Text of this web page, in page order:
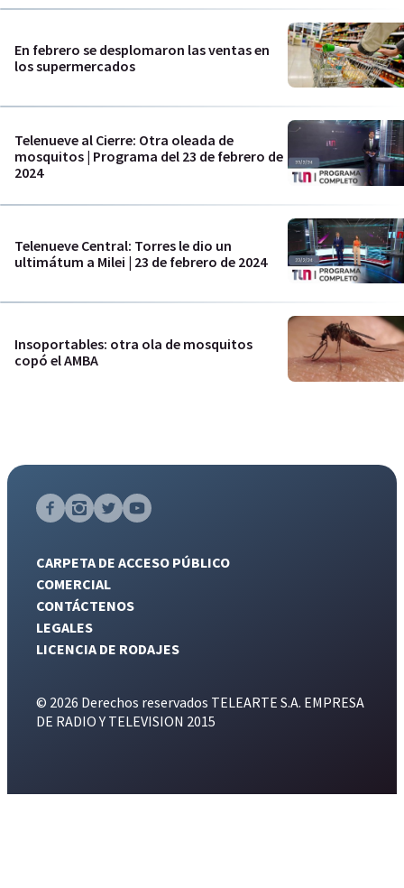
En febrero se desplomaron las ventas en
los supermercados
Telenueve al Cierre: Otra oleada de
mosquitos | Programa del 23 de febrero de
2024
Telenueve Central: Torres le dio un
ultimátum a Milei | 23 de febrero de 2024
Insoportables: otra ola de mosquitos
copó el AMBA
CARPETA DE ACCESO PÚBLICO
COMERCIAL
CONTÁCTENOS
LEGALES
LICENCIA DE RODAJES
© 2026 Derechos reservados TELEARTE S.A. EMPRESA
DE RADIO Y TELEVISION 2015